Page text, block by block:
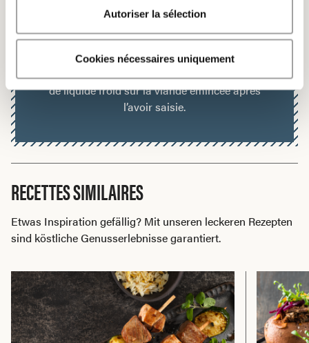
Autoriser la sélection
Cookies nécessaires uniquement
BIEN DORER UN ÉMINCLÉ
Sortir la viande émincée du frigo une heure avant
la cuisson et la saisir par portions. Ne pas verser
de liquide froid sur la viande émincée après
l’avoir saisie.
RECETTES SIMILAIRES
Etwas Inspiration gefällig? Mit unseren leckeren Rezepten
sind köstliche Genusserlebnisse garantiert.